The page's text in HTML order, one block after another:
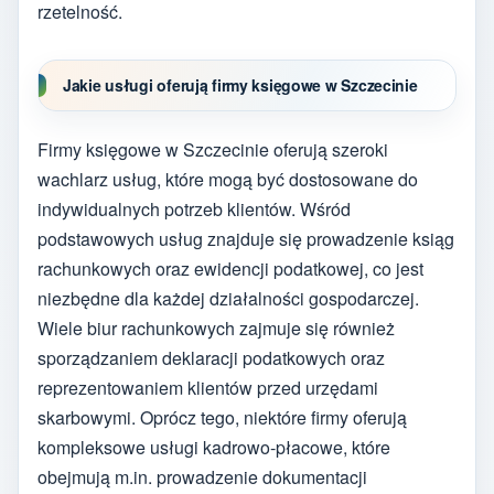
rzetelność.
Jakie usługi oferują firmy księgowe w Szczecinie
Firmy księgowe w Szczecinie oferują szeroki
wachlarz usług, które mogą być dostosowane do
indywidualnych potrzeb klientów. Wśród
podstawowych usług znajduje się prowadzenie ksiąg
rachunkowych oraz ewidencji podatkowej, co jest
niezbędne dla każdej działalności gospodarczej.
Wiele biur rachunkowych zajmuje się również
sporządzaniem deklaracji podatkowych oraz
reprezentowaniem klientów przed urzędami
skarbowymi. Oprócz tego, niektóre firmy oferują
kompleksowe usługi kadrowo-płacowe, które
obejmują m.in. prowadzenie dokumentacji